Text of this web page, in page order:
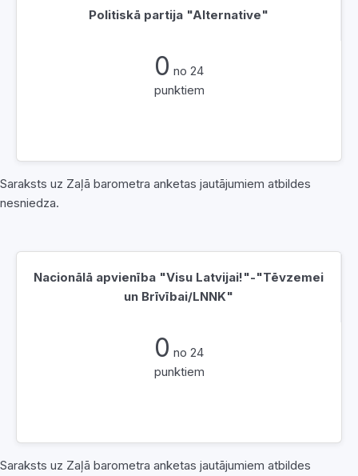
Politiskā partija "Alternative"
0 no 24
punktiem
Saraksts uz Zaļā barometra anketas jautājumiem atbildes
nesniedza.
Nacionālā apvienība "Visu Latvijai!"-"Tēvzemei
un Brīvībai/LNNK"
0 no 24
punktiem
Saraksts uz Zaļā barometra anketas jautājumiem atbildes